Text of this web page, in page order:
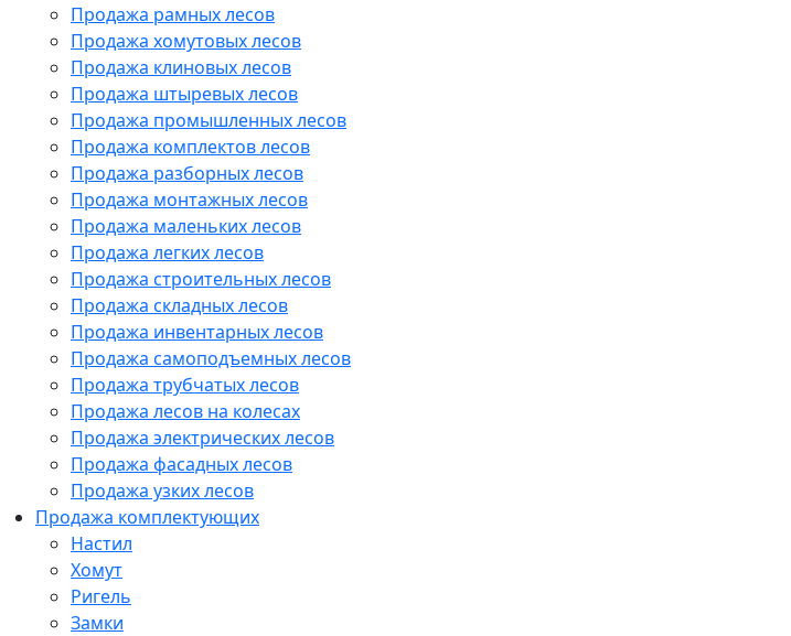
Продажа рамных лесов
Продажа хомутовых лесов
Продажа клиновых лесов
Продажа штыревых лесов
Продажа промышленных лесов
Продажа комплектов лесов
Продажа разборных лесов
Продажа монтажных лесов
Продажа маленьких лесов
Продажа легких лесов
Продажа строительных лесов
Продажа складных лесов
Продажа инвентарных лесов
Продажа самоподъемных лесов
Продажа трубчатых лесов
Продажа лесов на колесах
Продажа электрических лесов
Продажа фасадных лесов
Продажа узких лесов
Продажа комплектующих
Настил
Хомут
Ригель
Замки